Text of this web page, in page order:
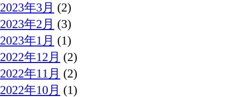
2023年3月 (2)
2023年2月 (3)
2023年1月 (1)
2022年12月 (2)
2022年11月 (2)
2022年10月 (1)